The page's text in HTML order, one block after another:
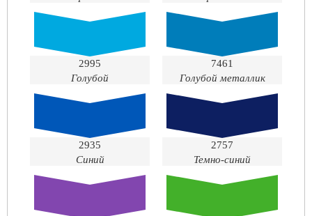
2995
Голубой
7461
Голубой металлик
2935
Синий
2757
Темно-синий